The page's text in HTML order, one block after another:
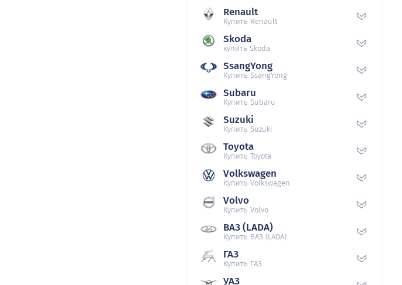
Renault
Купить Renault
Skoda
купить Skoda
SsangYong
Купить SsangYong
Subaru
Купить Subaru
Suzuki
Купить Suzuki
Toyota
Купить Toyota
Volkswagen
Купить Volkswagen
Volvo
Купить Volvo
ВАЗ (LADA)
Купить ВАЗ (LADA)
ГАЗ
Купить ГАЗ
УАЗ